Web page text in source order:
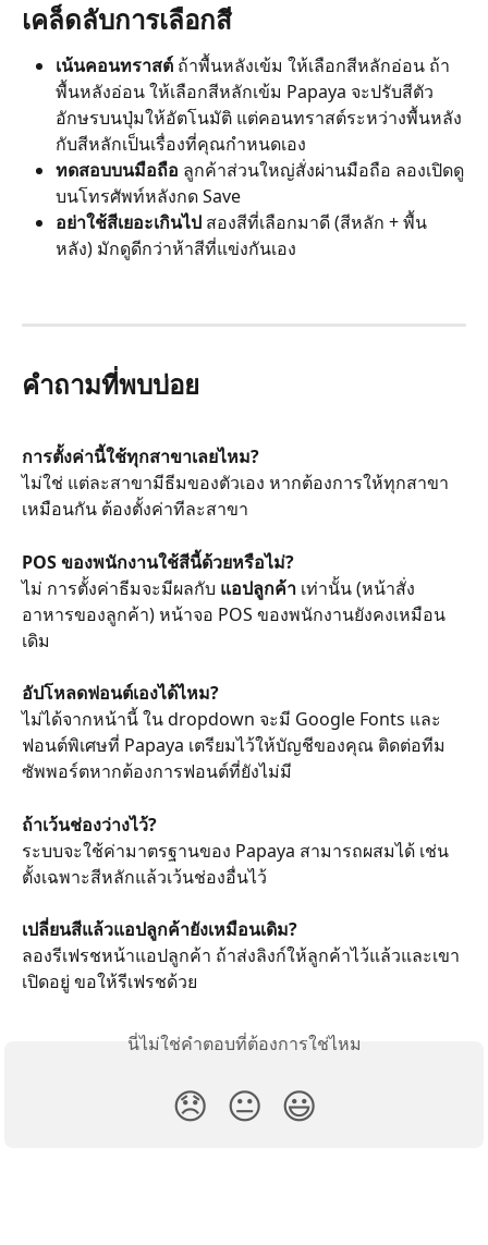
เคล็ดลับการเลือกสี
เน้นคอนทราสต์ ถ้าพื้นหลังเข้ม ให้เลือกสีหลักอ่อน ถ้า
พื้นหลังอ่อน ให้เลือกสีหลักเข้ม Papaya จะปรับสีตัว
อักษรบนปุ่มให้อัตโนมัติ แต่คอนทราสต์ระหว่างพื้นหลัง
กับสีหลักเป็นเรื่องที่คุณกำหนดเอง
ทดสอบบนมือถือ ลูกค้าส่วนใหญ่สั่งผ่านมือถือ ลองเปิดดู
บนโทรศัพท์หลังกด Save
อย่าใช้สีเยอะเกินไป สองสีที่เลือกมาดี (สีหลัก + พื้น
หลัง) มักดูดีกว่าห้าสีที่แข่งกันเอง
คำถามที่พบบ่อย
การตั้งค่านี้ใช้ทุกสาขาเลยไหม?
ไม่ใช่ แต่ละสาขามีธีมของตัวเอง หากต้องการให้ทุกสาขา
เหมือนกัน ต้องตั้งค่าทีละสาขา
POS ของพนักงานใช้สีนี้ด้วยหรือไม่?
ไม่ การตั้งค่าธีมจะมีผลกับ แอปลูกค้า เท่านั้น (หน้าสั่ง
อาหารของลูกค้า) หน้าจอ POS ของพนักงานยังคงเหมือน
เดิม
อัปโหลดฟอนต์เองได้ไหม?
ไม่ได้จากหน้านี้ ใน dropdown จะมี Google Fonts และ
ฟอนต์พิเศษที่ Papaya เตรียมไว้ให้บัญชีของคุณ ติดต่อทีม
ซัพพอร์ตหากต้องการฟอนต์ที่ยังไม่มี
ถ้าเว้นช่องว่างไว้?
ระบบจะใช้ค่ามาตรฐานของ Papaya สามารถผสมได้ เช่น
ตั้งเฉพาะสีหลักแล้วเว้นช่องอื่นไว้
เปลี่ยนสีแล้วแอปลูกค้ายังเหมือนเดิม?
ลองรีเฟรชหน้าแอปลูกค้า ถ้าส่งลิงก์ให้ลูกค้าไว้แล้วและเขา
เปิดอยู่ ขอให้รีเฟรชด้วย
นี่ไม่ใช่คำตอบที่ต้องการใช่ไหม
😞 😐 😃